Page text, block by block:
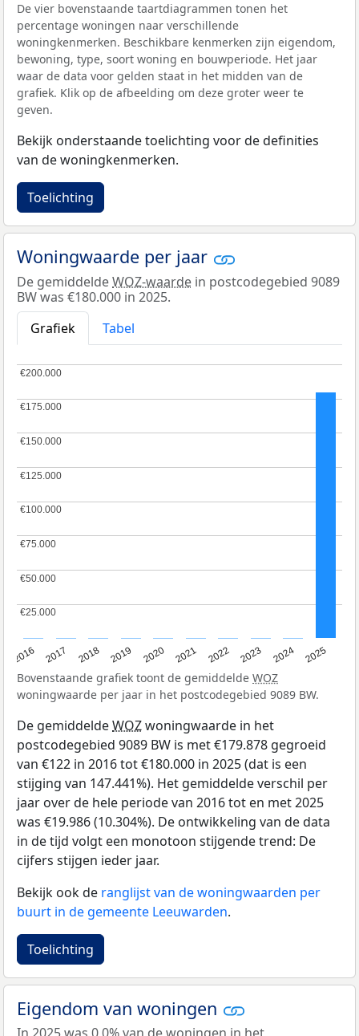
De vier bovenstaande taartdiagrammen tonen het
percentage woningen naar verschillende
woningkenmerken. Beschikbare kenmerken zijn eigendom,
bewoning, type, soort woning en bouwperiode. Het jaar
waar de data voor gelden staat in het midden van de
grafiek. Klik op de afbeelding om deze groter weer te
geven.
Bekijk onderstaande toelichting voor de definities
van de woningkenmerken.
Toelichting
Woningwaarde per jaar
De gemiddeldeWOZ-waarde in postcodegebied 9089
BW was €180.000 in 2025.
Grafiek
Tabel
2016 2017 2018 2019 2020 2021 2022 2023 2024 2025
€25.000
€25.000
€50.000
€50.000
€75.000
€75.000
€100.000
€100.000
€125.000
€125.000
€150.000
€150.000
€175.000
€175.000
€200.000
€200.000
Bovenstaande grafiek toont de gemiddelde WOZ
woningwaarde per jaar in het postcodegebied 9089 BW.
De gemiddeldeWOZwoningwaarde in het
postcodegebied 9089 BW is met €179.878 gegroeid
van €122 in 2016 tot €180.000 in 2025 (dat is een
stijging van 147.441%). Het gemiddelde verschil per
jaar over de hele periode van 2016 tot en met 2025
was €19.986 (10.304%). De ontwikkeling van de data
in de tijd volgt een monotoon stijgende trend: De
cijfers stijgen ieder jaar.
Bekijk ook de ranglijst van de woningwaarden per
buurt in de gemeente Leeuwarden.
Toelichting
Eigendom van woningen